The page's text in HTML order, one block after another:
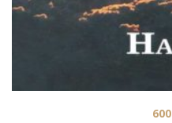
600